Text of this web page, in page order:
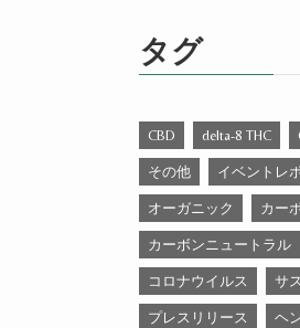
ー
タグ
CBD delta-8 THC
その他 イベントレ
オーガニック カー
カーボンニュートラル
コロナウイルス サ
プレスリリース ヘ